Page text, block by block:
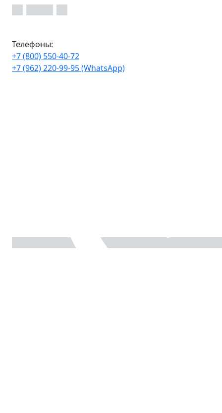
Телефоны:
+7 (800) 550-40-72
+7 (962) 220-99-95 (WhatsApp)